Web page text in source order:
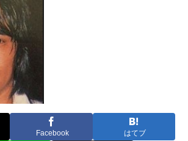
Facebook はてブ